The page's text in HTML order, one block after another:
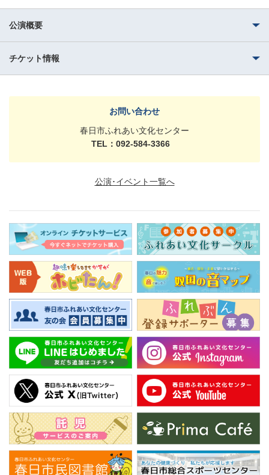
公演概要
チケット情報
お問い合わせ
春日市ふれあい文化センター
TEL：092-584-3366
公演･イベント一覧へ